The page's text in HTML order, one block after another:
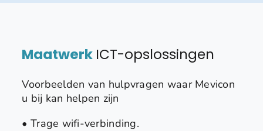
Maatwerk ICT-opslossingen
Voorbeelden van hulpvragen waar Mevicon
u bij kan helpen zijn
• Trage wifi-verbinding.